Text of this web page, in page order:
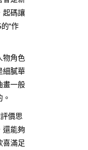
起碼讓
“作
物角色
細膩華
畫一般
價思
還能夠
喜滿足